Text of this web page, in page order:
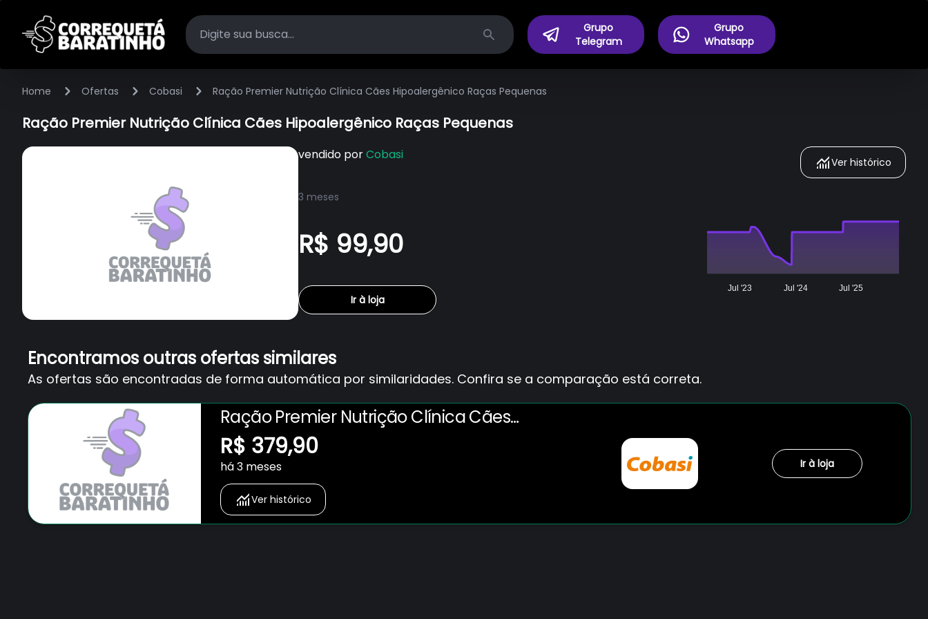
Search
Grupo
Telegram
Grupo
Whatsapp
Home Ofertas Cobasi Ração Premier Nutrição Clínica Cães Hipoalergênico Raças Pequenas
Ração Premier Nutrição Clínica Cães Hipoalergênico Raças Pequenas
vendido porCobasi
3 meses
R$ 99,90
Ir à loja
Ver histórico
Jul '23 Jul '24 Jul '25
Encontramos outras ofertas similares
As ofertas são encontradas de forma automática por similaridades. Confira se a comparação está correta.
Ração Premier Nutrição Clínica Cães
Hipoalergênico Raças Pequenas
R$ 379,90
há 3 meses
Ver histórico
Ir à loja